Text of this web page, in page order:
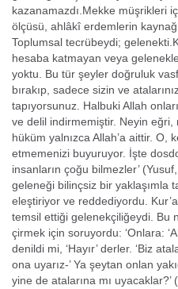
kazanamazdı.Mekke müşrikleri
ölçüsü, ahlâkî erdemlerin
Toplumsal tecrü­beydi;
hesaba katmayan veya
yoktu. Bu tür şeyler doğru­luk
bırakıp, sadece sizin ve
tapıyorsunuz. Halbuki Allah
ve delil indirmemiştir. Neyin
hüküm yalnızca Allah’a aittir. O,
etmemenizi buyuruyor. İşte
insanların çoğu bilmezler’
geleneği bilinçsiz bir yaklaşımla
eleştiriyor ve reddediyordu.
temsil ettiği gelenekçiliğeydi.
çirmek için soruyordu: ‘Onlara:
denildi mi, ‘Hayır’ derler. ‘Biz
ona uyarız-’ Ya şeytan onlan
yine de atalarına mı uyacaklar?’